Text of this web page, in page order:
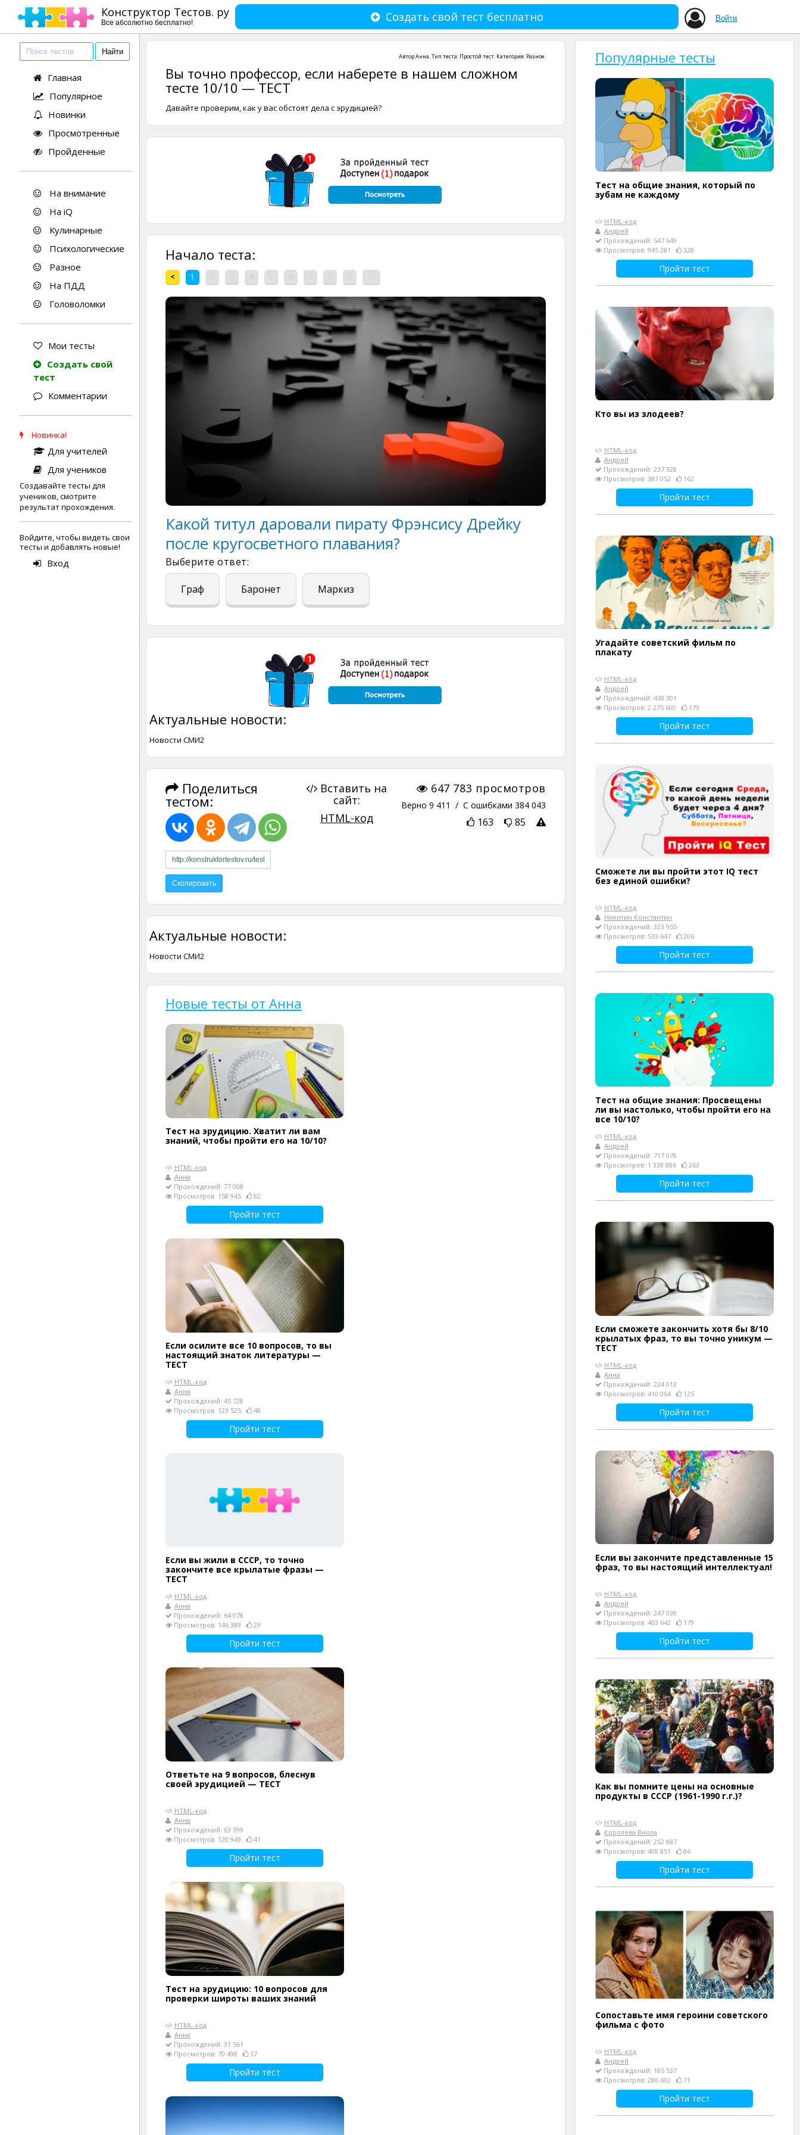
Конструктор Тестов. ру
Все абсолютно бесплатно! Войти
Создать свой тест бесплатно
Главная
Популярное
Новинки
Просмотренные
Пройденные
На внимание
На iQ
Кулинарные
Психологические
Разное
На ПДД
Головоломки
Мои тесты
Создать свой
тест
Комментарии
Новинка!
Для учителей
Для учеников
Создавайте тесты для
учеников, смотрите
результат прохождения.
Войдите, чтобы видеть свои
тесты и добавлять новые!
Вход
АвторАнна. Тип теста: Простой тест. Категория: Разное.
Вы точно профессор, если наберете в нашем сложном
тесте 10/10 — ТЕСТ
Давайте проверим, как у вас обстоят дела с эрудицией?
Начало теста:
< 1
Какой титул даровали пирату Фрэнсису Дрейку
после кругосветного плавания?
Выберите ответ:
Граф Баронет Маркиз
Актуальные новости:
Новости СМИ2
Поделиться
тестом:
647 783 просмотров
Верно 9 411 / С ошибками 384 043
163 85
Вставить на
сайт:
HTML-код
Актуальные новости:
Новости СМИ2
Новые тесты от Анна
Тест на эрудицию. Хватит ли вам
знаний, чтобы пройти его на 10/10?
HTML-код
Анна
Прохождений: 77 008
Просмотров: 158 945
82
Пройти тест
Если осилите все 10 вопросов, то вы
настоящий знаток литературы —
ТЕСТ
HTML-код
Анна
Прохождений: 45 728
Просмотров: 123 525
48
Пройти тест
Если вы жили в СССР, то точно
закончите все крылатые фразы —
ТЕСТ
HTML-код
Анна
Прохождений: 64 078
Просмотров: 146 389
29
Пройти тест
Ответьте на 9 вопросов, блеснув
своей эрудицией — ТЕСТ
HTML-код
Анна
Прохождений: 63 399
Просмотров: 120 949
41
Пройти тест
Тест на эрудицию: 10 вопросов для
проверки широты ваших знаний
HTML-код
Анна
Прохождений: 31 561
Просмотров: 70 498
37
Пройти тест
Популярные тесты
Тест на общие знания, который по
зубам не каждому
HTML-код
Андрей
Прохождений: 547 649
Просмотров: 945 281
328
Пройти тест
Кто вы из злодеев?
HTML-код
Андрей
Прохождений: 237 328
Просмотров: 387 052
162
Пройти тест
Угадайте советский фильм по
плакату
HTML-код
Андрей
Прохождений: 438 301
Просмотров: 2 275 600
179
Пройти тест
Сможете ли вы пройти этот IQ тест
без единой ошибки?
HTML-код
Никитин Константин
Прохождений: 323 955
Просмотров: 533 647
206
Пройти тест
Тест на общие знания: Просвещены
ли вы настолько, чтобы пройти его на
все 10/10?
HTML-код
Андрей
Прохождений: 717 078
Просмотров: 1 338 886
263
Пройти тест
Если сможете закончить хотя бы 8/10
крылатых фраз, то вы точно уникум —
ТЕСТ
HTML-код
Анна
Прохождений: 224 013
Просмотров: 410 064
125
Пройти тест
Если вы закончите представленные 15
фраз, то вы настоящий интеллектуал!
HTML-код
Андрей
Прохождений: 247 039
Просмотров: 403 642
179
Пройти тест
Как вы помните цены на основные
продукты в СССР (1961-1990 г.г.)?
HTML-код
Королева Виола
Прохождений: 252 887
Просмотров: 408 851
86
Пройти тест
Сопоставьте имя героини советского
фильма с фото
HTML-код
Андрей
Прохождений: 185 537
Просмотров: 286 692
71
Пройти тест